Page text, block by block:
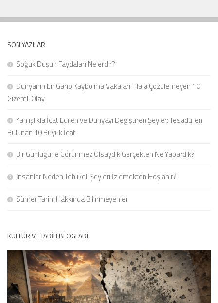
SON YAZILAR
Soğuk Duşun Faydaları Nelerdir?
Dünyanın En Garip Kaybolma Vakaları: Hâlâ Çözülemeyen 10
Gizemli Olay
Yanlışlıkla İcat Edilen ve Dünyayı Değiştiren Şeyler: Tesadüfen
Bulunan 10 Büyük İcat
Bir Günlüğüne Görünmez Olsaydık Gerçekten Ne Yapardık?
İnsanlar Neden Tehlikeli Şeyleri İzlemekten Hoşlanır?
Sümer Tarihi Hakkında Bilinmeyenler
KÜLTÜR VE TARIH BLOGLARI